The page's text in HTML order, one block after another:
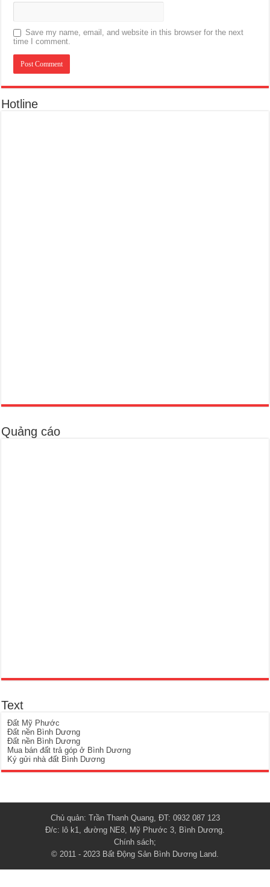
Save my name, email, and website in this browser for the next
time I comment.
Hotline
Quảng cáo
Text
Đất Mỹ Phước
Đất nền Bình Dương
Đất nền Bình Dương
Mua bán đất trả góp ở Bình Dương
Ký gửi nhà đất Bình Dương
Chủ quản: Trần Thanh Quang, ĐT: 0932 087 123
Đ/c: lô k1, đường NE8, Mỹ Phước 3, Bình Dương.
Chính sách;
© 2011 - 2023 Bất Động Sản Bình Dương Land